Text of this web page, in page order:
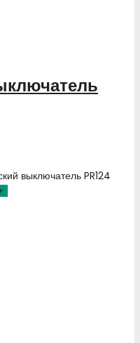
выключатель PR124